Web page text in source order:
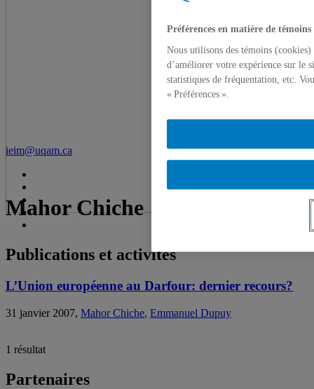
Mahor Chiche
ieim@uqam.ca
Publications et activités
L’Union européenne au Darfour: dernier recours?
31 janvier 2007, Mahor Chiche, Emmanuel Dupuy
1 résultat
Partenaires
Préférences en matière de témoins
Nous utilisons des témoins
d’améliorer votre expérience sur le
statistiques de fréquentation, etc.
« Préférences ».